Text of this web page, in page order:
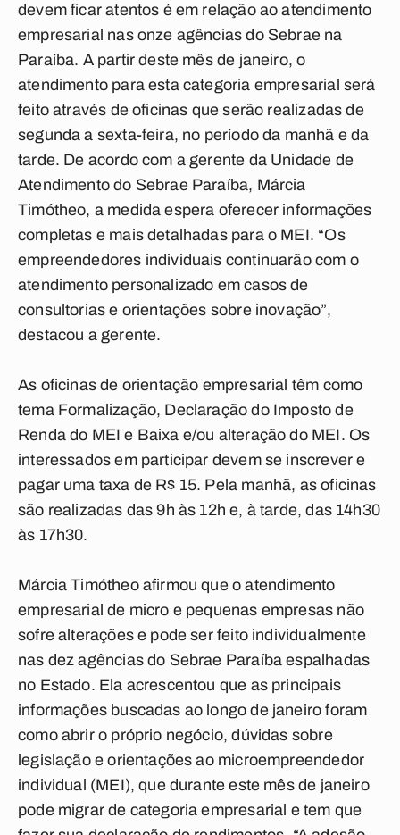
devem ficar atentos é em relação ao atendimento
empresarial nas onze agências do Sebrae na
Paraíba. A partir deste mês de janeiro, o
atendimento para esta categoria empresarial será
feito através de oficinas que serão realizadas de
segunda a sexta-feira, no período da manhã e da
tarde. De acordo com a gerente da Unidade de
Atendimento do Sebrae Paraíba, Márcia
Timótheo, a medida espera oferecer informações
completas e mais detalhadas para o MEI. “Os
empreendedores individuais continuarão com o
atendimento personalizado em casos de
consultorias e orientações sobre inovação”,
destacou a gerente.
As oficinas de orientação empresarial têm como
tema Formalização, Declaração do Imposto de
Renda do MEI e Baixa e/ou alteração do MEI. Os
interessados em participar devem se inscrever e
pagar uma taxa de R$ 15. Pela manhã, as oficinas
são realizadas das 9h às 12h e, à tarde, das 14h30
às 17h30.
Márcia Timótheo afirmou que o atendimento
empresarial de micro e pequenas empresas não
sofre alterações e pode ser feito individualmente
nas dez agências do Sebrae Paraíba espalhadas
no Estado. Ela acrescentou que as principais
informações buscadas ao longo de janeiro foram
como abrir o próprio negócio, dúvidas sobre
legislação e orientações ao microempreendedor
individual (MEI), que durante este mês de janeiro
pode migrar de categoria empresarial e tem que